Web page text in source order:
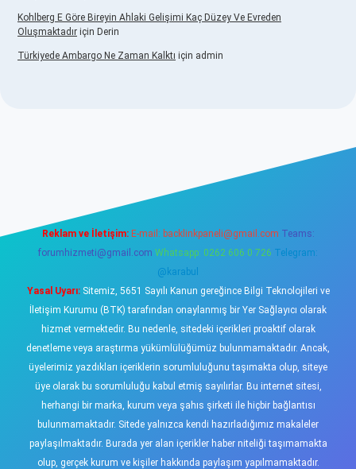
Kohlberg E Göre Bireyin Ahlaki Gelişimi Kaç Düzey Ve Evreden
Oluşmaktadır için Derin
Türkiyede Ambargo Ne Zaman Kalktı için admin
Reklam ve İletişim: E-mail: backlinkpaneli@gmail.com Teams:
forumhizmeti@gmail.com Whatsapp: 0262 606 0 726 Telegram:
@karabul
Yasal Uyarı:Sitemiz, 5651 Sayılı Kanun gereğince Bilgi Teknolojileri ve
İletişim Kurumu (BTK) tarafından onaylanmış bir Yer Sağlayıcı olarak
hizmet vermektedir. Bu nedenle, sitedeki içerikleri proaktif olarak
denetleme veya araştırma yükümlülüğümüz bulunmamaktadır. Ancak,
üyelerimiz yazdıkları içeriklerin sorumluluğunu taşımakta olup, siteye
üye olarak bu sorumluluğu kabul etmiş sayılırlar. Bu internet sitesi,
herhangi bir marka, kurum veya şahıs şirketi ile hiçbir bağlantısı
bulunmamaktadır. Sitede yalnızca kendi hazırladığımız makaleler
paylaşılmaktadır. Burada yer alan içerikler haber niteliği taşımamakta
olup, gerçek kurum ve kişiler hakkında paylaşım yapılmamaktadır.